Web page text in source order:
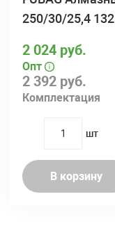
250/30/25,4
2 392 руб.
Комплектация
2 024 руб.
Опт
quantity
шт
В корзину